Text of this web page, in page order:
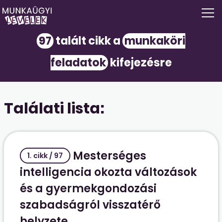
97 talált cikk a munkaköri
feladatokkifejezésre
Találati lista:
1. cikk / 97
Mesterséges
intelligencia okozta változások
és a gyermekgondozási
szabadságról visszatérő